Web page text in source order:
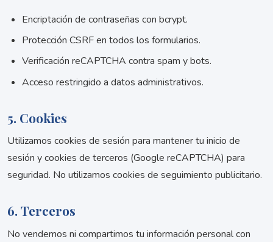
Encriptación de contraseñas con bcrypt.
Protección CSRF en todos los formularios.
Verificación reCAPTCHA contra spam y bots.
Acceso restringido a datos administrativos.
5. Cookies
Utilizamos cookies de sesión para mantener tu inicio de
sesión y cookies de terceros (Google reCAPTCHA) para
seguridad. No utilizamos cookies de seguimiento publicitario.
6. Terceros
No vendemos ni compartimos tu información personal con